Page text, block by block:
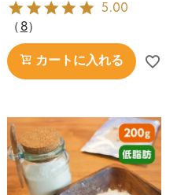
5.00
（ 8）
カートに入れる